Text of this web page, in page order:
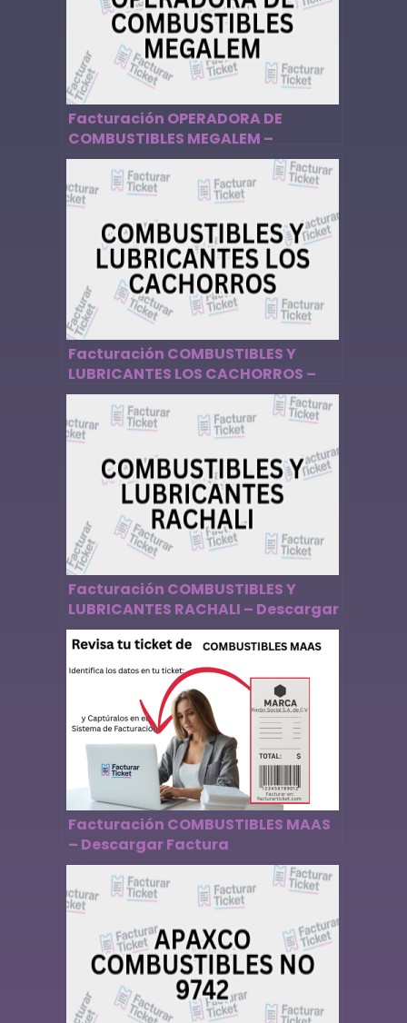
Facturación OPERADORA DE
COMBUSTIBLES MEGALEM –
Descargar Factura
Facturación COMBUSTIBLES Y
LUBRICANTES LOS CACHORROS –
Descargar Factura
Facturación COMBUSTIBLES Y
LUBRICANTES RACHALI – Descargar
Factura
Facturación COMBUSTIBLES MAAS
– Descargar Factura